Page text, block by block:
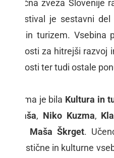
zveza
Festival je sestavni
in turizem.
možnosti za hitrejši
danosti ter tudi ostale
tema je bila Kultura in
, Niko Kuzma,
Maša Škrget.
turistične in kulturne